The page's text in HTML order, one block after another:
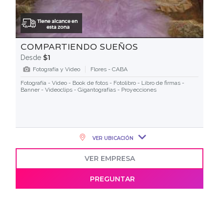
COMPARTIENDO SUEÑOS
Desde $1
Fotografía y Video
Flores - CABA
Fotografía - Video - Book de fotos - Fotolibro - Libro de firmas -
Banner - Videoclips - Gigantografías - Proyecciones
VER UBICACIÓN
VER EMPRESA
PREGUNTAR